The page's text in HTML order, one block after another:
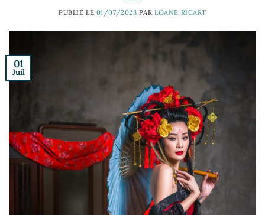
PUBLIÉ LE 01/07/2023 PARLOANE RICART
01
Juil